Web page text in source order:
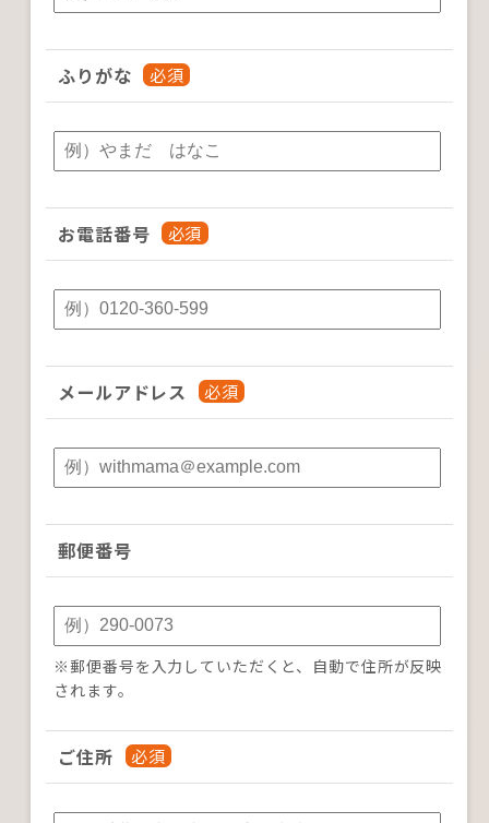
ふりがな
お電話番号
メールアドレス
郵便番号
※郵便番号を入力していただくと、自動で住所が反映
されます。
ご住所